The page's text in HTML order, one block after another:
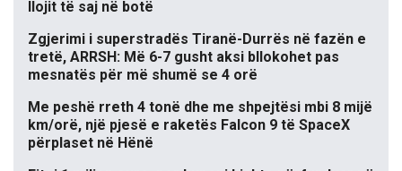
llojit të saj në botë
Zgjerimi i superstradës Tiranë-Durrës në fazën e
tretë, ARRSH: Më 6-7 gusht aksi bllokohet pas
mesnatës për më shumë se 4 orë
Me peshë rreth 4 tonë dhe me shpejtësi mbi 8 mijë
km/orë, një pjesë e raketës Falcon 9 të SpaceX
përplaset në Hënë